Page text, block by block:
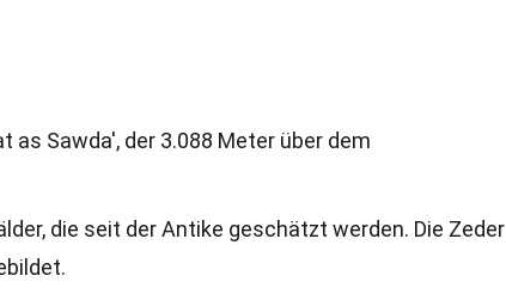
as Sawda', der 3.088 Meter über dem
die seit der Antike geschätzt werden. Die Zeder